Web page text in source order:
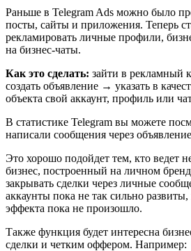
Раньше в Telegram Ads можно было
посты, сайты и приложения. Теперь
рекламировать личные профили,
на бизнес-чаты.
Как это сделать: зайти в рекламный
создать объявление → указать в
объекта свой аккаунт, профиль или
В статистике Telegram вы можете
написали сообщения через
Это хорошо подойдет тем, кто ведет
бизнес, построенный на личном
закрывать сделки через личные
аккаунты пока не так сильно
эффекта пока не произошло.
Также функция будет интересна
сделки и четким оффером. Например: